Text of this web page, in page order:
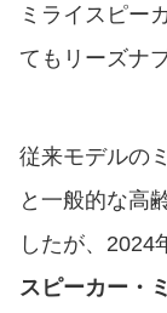
ミライスピー
てもリーズナ
従来モデルの
と一般的な高
したが、2024
スピーカー・